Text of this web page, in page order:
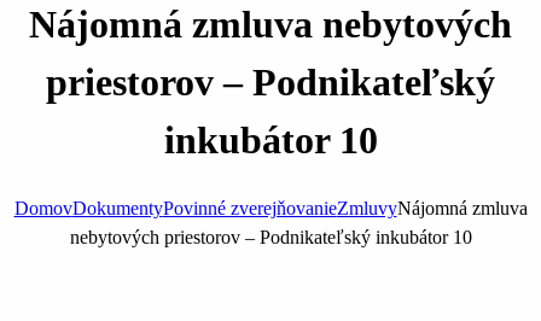
Nájomná zmluva nebytových
priestorov – Podnikateľský
inkubátor 10
DomovDokumentyPovinné zverejňovanieZmluvyNájomná zmluva
nebytových priestorov – Podnikateľský inkubátor 10